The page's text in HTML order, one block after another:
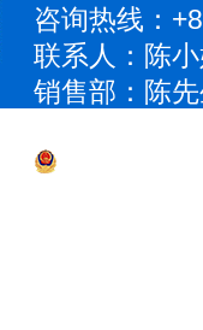
咨询热线：
联系人：陈
销售部：陈